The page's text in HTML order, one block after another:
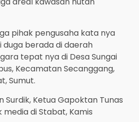
pihak pengusaha kata nya
duga berada di daerah
tepat nya di Desa Sungai
Kecamatan Secanggang,
Sumut.
Surdik, Ketua Gapoktan Tunas
di Stabat, Kamis